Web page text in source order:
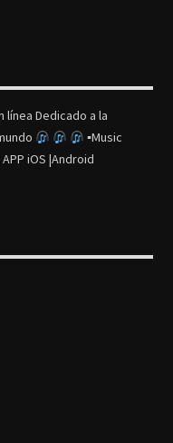
línea Dedicado a la
▪Music
iOS |Android